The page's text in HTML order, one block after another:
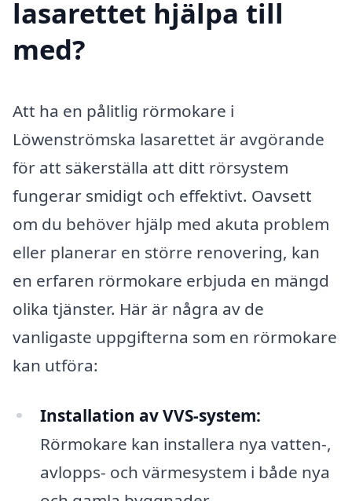
lasarettet hjälpa till
med?
Att ha en pålitlig rörmokare i
Löwenströmska lasarettet är avgörande
för att säkerställa att ditt rörsystem
fungerar smidigt och effektivt. Oavsett
om du behöver hjälp med akuta problem
eller planerar en större renovering, kan
en erfaren rörmokare erbjuda en mängd
olika tjänster. Här är några av de
vanligaste uppgifterna som en rörmokare
kan utföra:
Installation av VVS-system:
Rörmokare kan installera nya vatten-,
avlopps- och värmesystem i både nya